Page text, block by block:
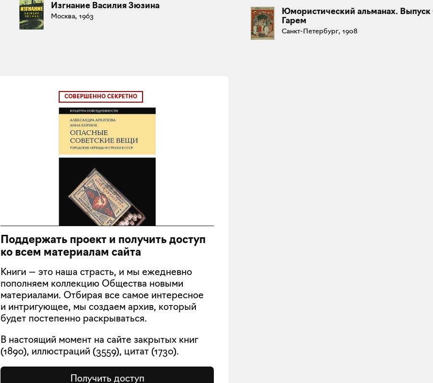
Изгнание Василия Зюзина
Москва, 1963
Юмористический альманах. Выпуск
Гарем
Санкт-Петербург, 1908
СОВЕРШЕННО СЕКРЕТНО
Поддержать проект и получить доступ
ко всем материалам сайта
Книги — это наша страсть, и мы ежедневно
пополняем коллекцию Общества новыми
материалами. Отбирая все самое интересное
и интригующее, мы создаем архив, который
будет постепенно раскрываться.
В настоящий момент на сайте закрытых книг
(1890), иллюстраций (3559), цитат (1730).
Получить доступ